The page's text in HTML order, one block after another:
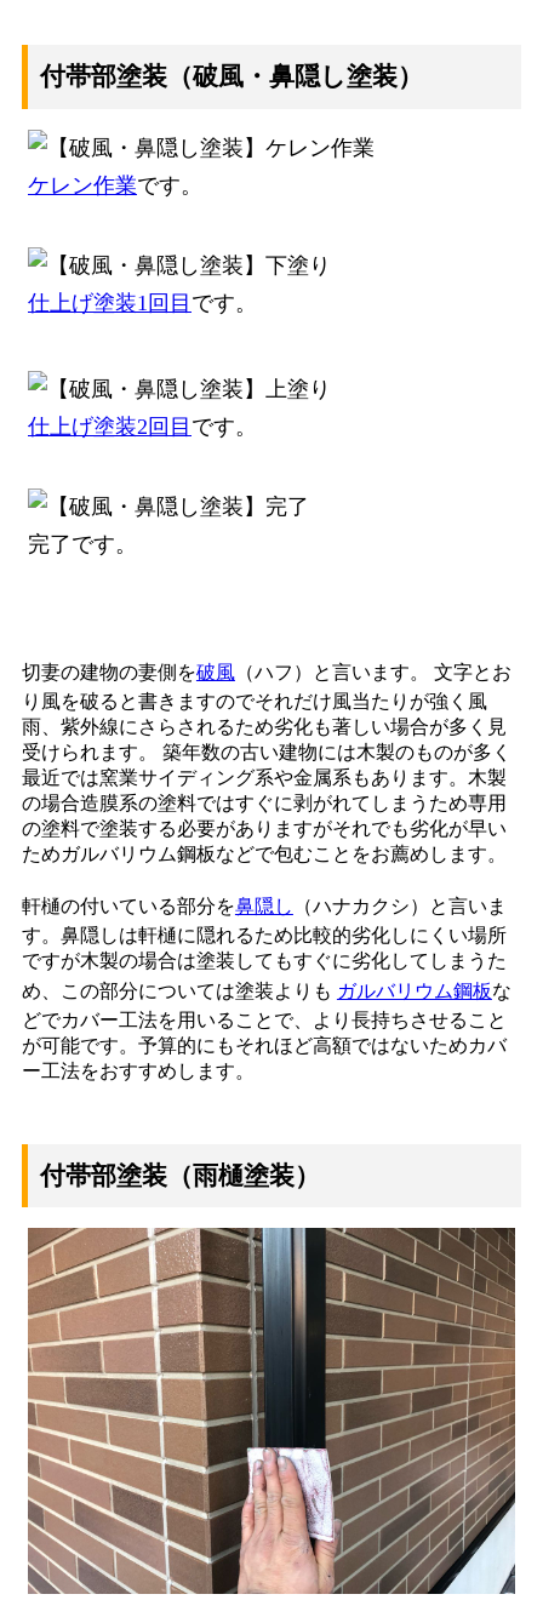
付帯部塗装（破風・鼻隠し塗装）
ケレン作業です。
仕上げ塗装1回目 です。
仕上げ塗装2回目 です。
完了です。
切妻の建物の妻側を破風（ハフ）と言います。 文字とお
り風を破ると書きますのでそれだけ風当たりが強く風
雨、紫外線にさらされるため劣化も著しい場合が多く見
受けられます。 築年数の古い建物には木製のものが多く
最近では窯業サイディング系や金属系もあります。木製
の場合造膜系の塗料ではすぐに剥がれてしまうため専用
の塗料で塗装する必要がありますがそれでも劣化が早い
ためガルバリウム鋼板などで包むことをお薦めします。
軒樋の付いている部分を鼻隠し
（ハナカクシ）と言いま
す。鼻隠しは軒樋に隠れるため比較的劣化しにくい場所
ですが木製の場合は塗装してもすぐに劣化してしまうた
め、この部分については塗装よりも ガルバリウム鋼板な
どでカバー工法を用いることで、より長持ちさせること
が可能です。予算的にもそれほど高額ではないためカバ
ー工法をおすすめします。
付帯部塗装（雨樋塗装）